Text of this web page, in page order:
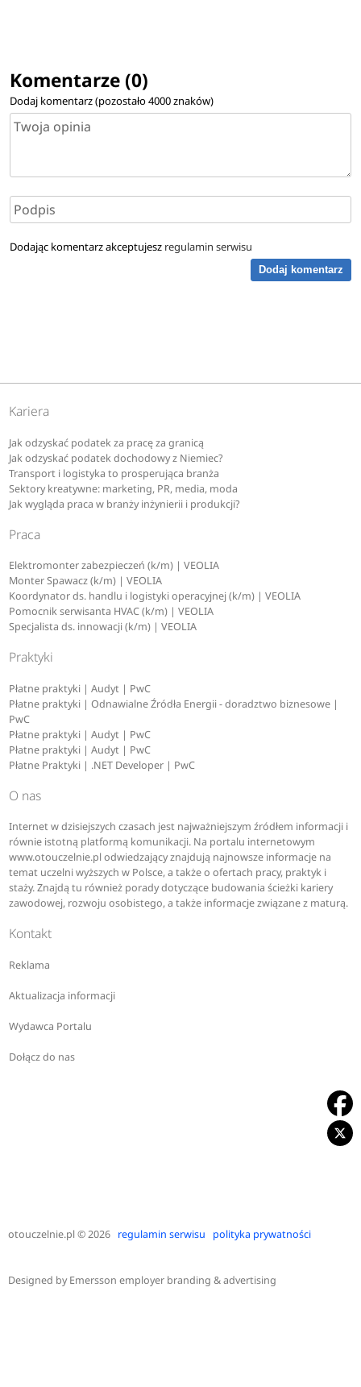
Komentarze (0)
Dodaj komentarz (pozostało4000znaków)
Dodając komentarz akceptujesz regulamin serwisu
Dodaj komentarz
Kariera
Jak odzyskać podatek za pracę za granicą
Jak odzyskać podatek dochodowy z Niemiec?
Transport i logistyka to prosperująca branża
Sektory kreatywne: marketing, PR, media, moda
Jak wygląda praca w branży inżynierii i produkcji?
Praca
Elektromonter zabezpieczeń (k/m) | VEOLIA
Monter Spawacz (k/m) | VEOLIA
Koordynator ds. handlu i logistyki operacyjnej (k/m) | VEOLIA
Pomocnik serwisanta HVAC (k/m) | VEOLIA
Specjalista ds. innowacji (k/m) | VEOLIA
Praktyki
Płatne praktyki | Audyt | PwC
Płatne praktyki | Odnawialne Źródła Energii - doradztwo biznesowe |
PwC
Płatne praktyki | Audyt | PwC
Płatne praktyki | Audyt | PwC
Płatne Praktyki | .NET Developer | PwC
O nas
Internet w dzisiejszych czasach jest najważniejszym źródłem informacji i
równie istotną platformą komunikacji. Na portalu internetowym
www.otouczelnie.pl odwiedzający znajdują najnowsze informacje na
temat uczelni wyższych w Polsce, a także o ofertach pracy, praktyk i
staży. Znajdą tu również porady dotyczące budowania ścieżki kariery
zawodowej, rozwoju osobistego, a także informacje związane z maturą.
Kontakt
Reklama
Aktualizacja informacji
Wydawca Portalu
Dołącz do nas
otouczelnie.pl© 2026 regulamin serwisu polityka prywatności
Designed byEmersson employer branding & advertising